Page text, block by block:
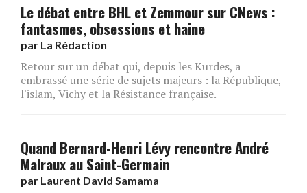
Le débat entre BHL et Zemmour sur CNews :
fantasmes, obsessions et haine
par La Rédaction
Retour sur un débat qui, depuis les Kurdes, a
embrassé une série de sujets majeurs : la République,
l'islam, Vichy et la Résistance française.
Quand Bernard-Henri Lévy rencontre André
Malraux au Saint-Germain
par Laurent David Samama